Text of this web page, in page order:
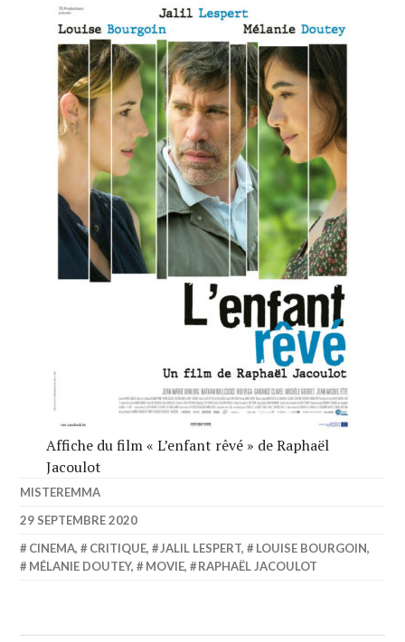
Affiche du film « L’enfant rêvé » de Raphaël
Jacoulot
MISTEREMMA
29 SEPTEMBRE 2020
CINEMA, CRITIQUE, JALIL LESPERT, LOUISE BOURGOIN,
MÉLANIE DOUTEY, MOVIE, RAPHAËL JACOULOT